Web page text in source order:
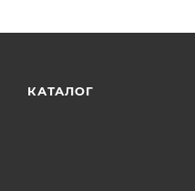
КАТАЛОГ